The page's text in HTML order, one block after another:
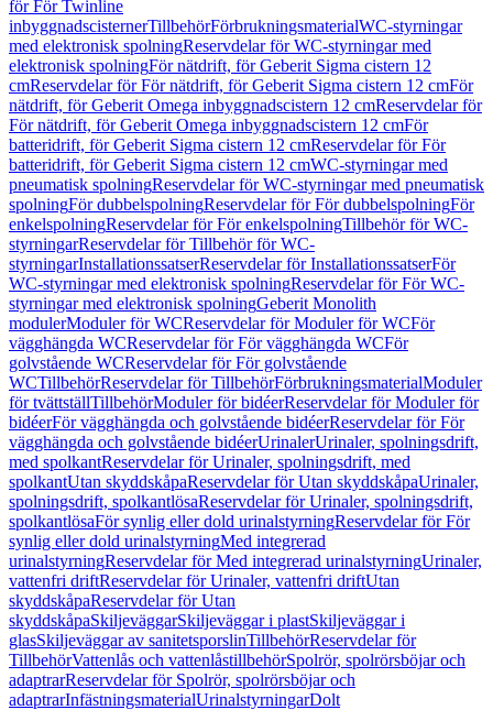
för För Twinline
inbyggnadscisternerTillbehörFörbrukningsmaterialWC-styrningar
med elektronisk spolningReservdelar för WC-styrningar med
elektronisk spolningFör nätdrift, för Geberit Sigma cistern 12
cmReservdelar för För nätdrift, för Geberit Sigma cistern 12 cmFör
nätdrift, för Geberit Omega inbyggnadscistern 12 cmReservdelar för
För nätdrift, för Geberit Omega inbyggnadscistern 12 cmFör
batteridrift, för Geberit Sigma cistern 12 cmReservdelar för För
batteridrift, för Geberit Sigma cistern 12 cmWC-styrningar med
pneumatisk spolningReservdelar för WC-styrningar med pneumatisk
spolningFör dubbelspolningReservdelar för För dubbelspolningFör
enkelspolningReservdelar för För enkelspolningTillbehör för WC-
styrningarReservdelar för Tillbehör för WC-
styrningarInstallationssatserReservdelar för InstallationssatserFör
WC-styrningar med elektronisk spolningReservdelar för För WC-
styrningar med elektronisk spolningGeberit Monolith
modulerModuler för WCReservdelar för Moduler för WCFör
vägghängda WCReservdelar för För vägghängda WCFör
golvstående WCReservdelar för För golvstående
WCTillbehörReservdelar för TillbehörFörbrukningsmaterialModuler
för tvättställTillbehörModuler för bidéerReservdelar för Moduler för
bidéerFör vägghängda och golvstående bidéerReservdelar för För
vägghängda och golvstående bidéerUrinalerUrinaler, spolningsdrift,
med spolkantReservdelar för Urinaler, spolningsdrift, med
spolkantUtan skyddskåpaReservdelar för Utan skyddskåpaUrinaler,
spolningsdrift, spolkantlösaReservdelar för Urinaler, spolningsdrift,
spolkantlösaFör synlig eller dold urinalstyrningReservdelar för För
synlig eller dold urinalstyrningMed integrerad
urinalstyrningReservdelar för Med integrerad urinalstyrningUrinaler,
vattenfri driftReservdelar för Urinaler, vattenfri driftUtan
skyddskåpaReservdelar för Utan
skyddskåpaSkiljeväggarSkiljeväggar i plastSkiljeväggar i
glasSkiljeväggar av sanitetsporslinTillbehörReservdelar för
TillbehörVattenlås och vattenlåstillbehörSpolrör, spolrörsböjar och
adaptrarReservdelar för Spolrör, spolrörsböjar och
adaptrarInfästningsmaterialUrinalstyrningarDolt